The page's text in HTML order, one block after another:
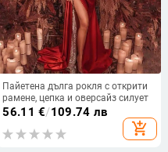
Пайетена дълга рокля с открити
рамене, цепка и оверсайз силует
56.11 €/109.74 лв
add_shopping_cart